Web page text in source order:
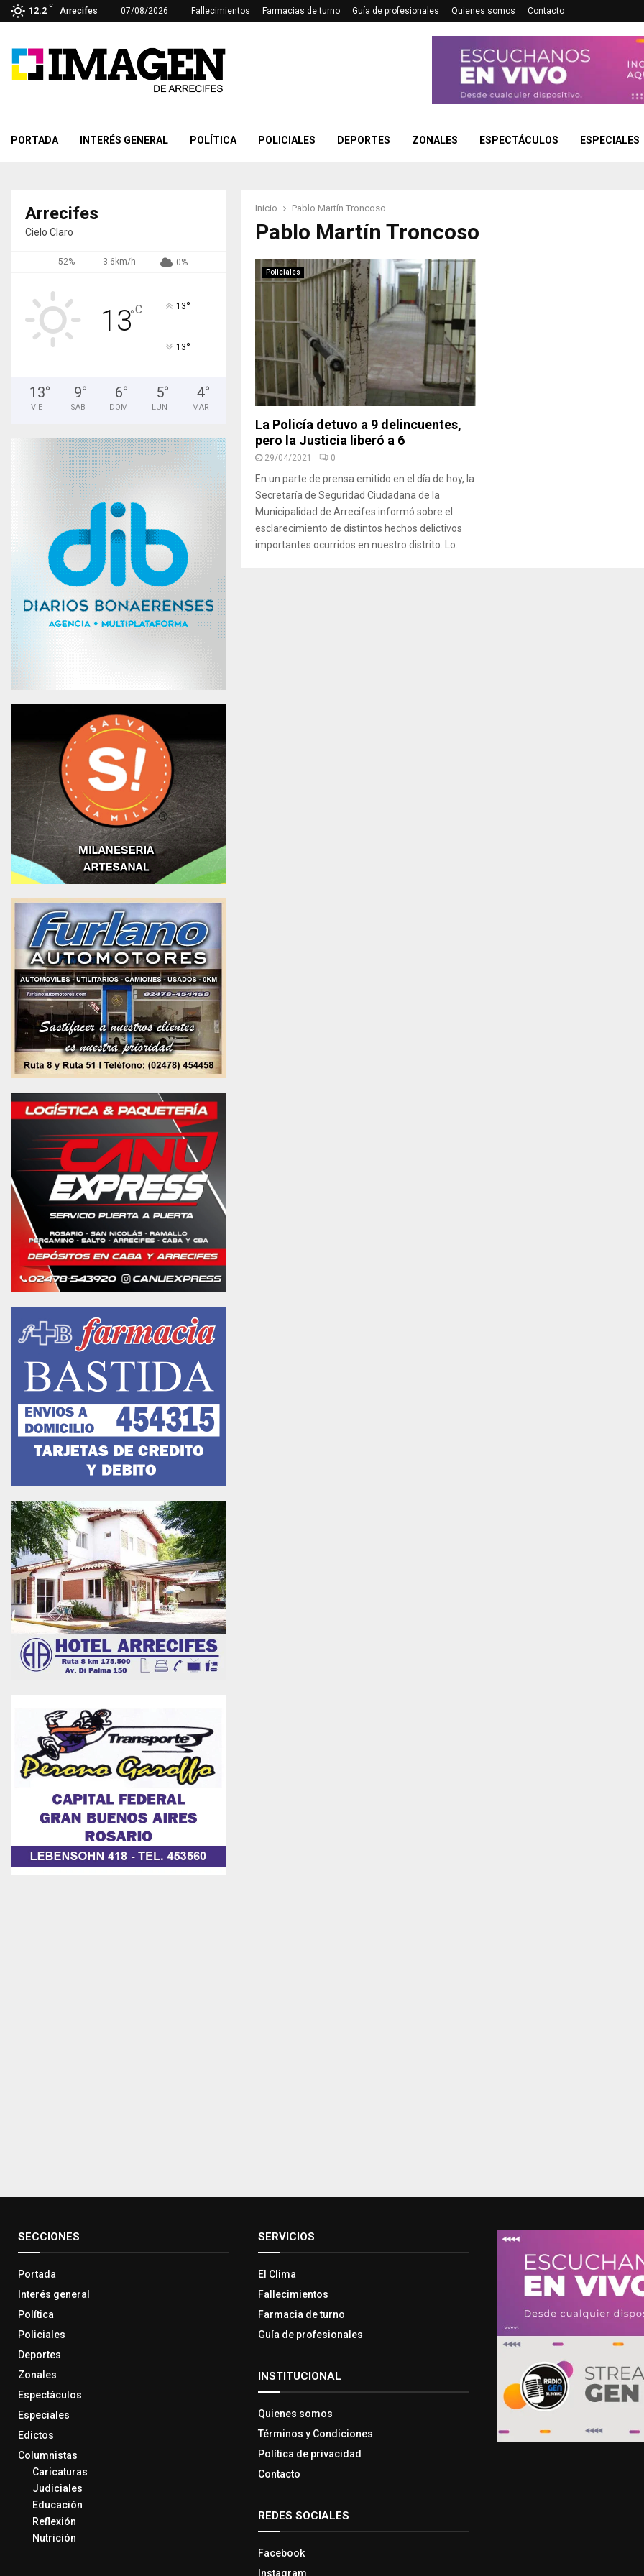
12.2
C
Arrecifes 07/08/2026 Fallecimientos Farmacias de turno Guía de profesionales Quienes somos Contacto
PORTADA INTERÉS GENERAL POLÍTICA POLICIALES DEPORTES ZONALES ESPECTÁCULOS ESPECIALES
Inicio Pablo Martín Troncoso
Pablo Martín Troncoso
Policiales
La Policía detuvo a 9 delincuentes,
pero la Justicia liberó a 6
29/04/2021 0
En un parte de prensa emitido en el día de hoy, la
Secretaría de Seguridad Ciudadana de la
Municipalidad de Arrecifes informó sobre el
esclarecimiento de distintos hechos delictivos
importantes ocurridos en nuestro distrito. Lo...
Arrecifes
Cielo Claro
52% 3.6km/h 0%
13°C 13°
13°
13°
VIE
9°
SAB
6°
DOM
5°
LUN
4°
MAR
SECCIONES
Portada
Interés general
Política
Policiales
Deportes
Zonales
Espectáculos
Especiales
Edictos
Columnistas
Caricaturas
Judiciales
Educación
Reflexión
Nutrición
SERVICIOS
El Clima
Fallecimientos
Farmacia de turno
Guía de profesionales
INSTITUCIONAL
Quienes somos
Términos y Condiciones
Política de privacidad
Contacto
REDES SOCIALES
Facebook
Instagram